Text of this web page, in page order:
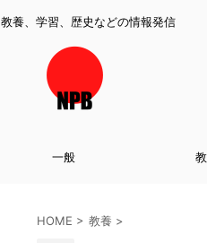
教養、学習、歴史などの情報発信
一般
HOME > 教養 >